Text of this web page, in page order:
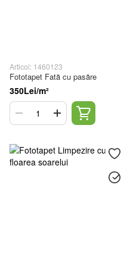
Articol: 1460123
Fototapet Fată cu pasăre
350Lei/m²